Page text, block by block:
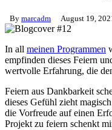
By marcadm August 19,
In all meinen Programmen
empfinden dieses Feiern
wertvolle Erfahrung, die
Feiern aus Dankbarkeit
dieses Gefühl zieht
die Vorfreude auf einen
Projekt zu feiern schenkt